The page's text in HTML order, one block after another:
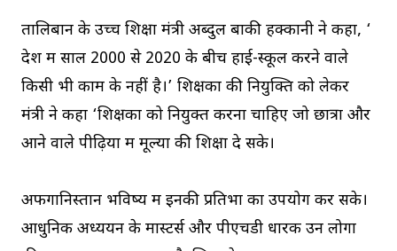
तालिबान के उच्च शिक्षा मंत्री अब्दुल बाकी हक्कानी ने कहा, ‘
देश में साल 2000 से 2020 के बीच हाई-स्कूल करने वाले
किसी भी काम के नहीं है।’ शिक्षकों की नियुक्ति को लेकर
मंत्री ने कहा ‘शिक्षकों को नियुक्त करना चाहिए जो छात्रों और
आने वाले पीढ़ियों में मूल्यों की शिक्षा दे सके।
अफगानिस्तान भविष्य में इनकी प्रतिभा का उपयोग कर सके।
आधुनिक अध्ययन के मास्टर्स और पीएचडी धारक उन लोगों